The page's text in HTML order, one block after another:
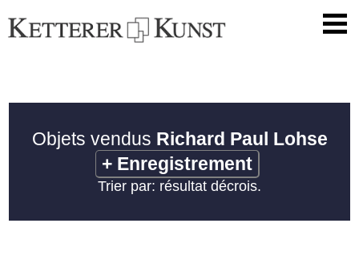
Objets vendus Richard Paul Lohse
+ Enregistrement
Trier par: résultat décrois.